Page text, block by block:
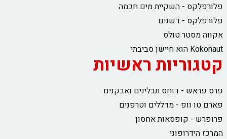
פלורפלקס - השקיית מים חכמה
פלורפלקס - דשנים
אקווה מסטר טולס
Kokonaut הוא חיישן סביבתי
קטגוריות ראשיות
פרס פראש - דוחס תבלינים ואבקנים
פארם טו וופ - מדללים וטרפנים
פרופרש - קופסאות אחסון
המרכז הידרופוני